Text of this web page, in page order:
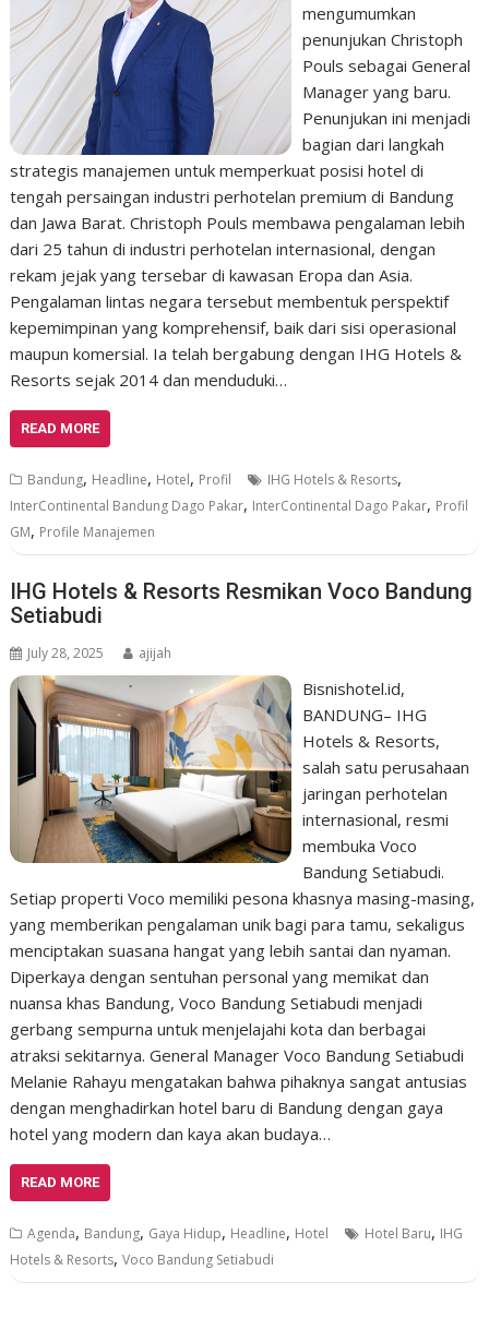
mengumumkan
penunjukan Christoph
Pouls sebagai General
Manager yang baru.
Penunjukan ini menjadi
bagian dari langkah
strategis manajemen untuk memperkuat posisi hotel di
tengah persaingan industri perhotelan premium di Bandung
dan Jawa Barat. Christoph Pouls membawa pengalaman lebih
dari 25 tahun di industri perhotelan internasional, dengan
rekam jejak yang tersebar di kawasan Eropa dan Asia.
Pengalaman lintas negara tersebut membentuk perspektif
kepemimpinan yang komprehensif, baik dari sisi operasional
maupun komersial. Ia telah bergabung dengan IHG Hotels &
Resorts sejak 2014 dan menduduki…
READ MORE
Bandung, Headline, Hotel, Profil IHG Hotels & Resorts,
InterContinental Bandung Dago Pakar, InterContinental Dago Pakar, Profil
GM, Profile Manajemen
IHG Hotels & Resorts Resmikan Voco Bandung
Setiabudi
July 28, 2025 ajijah
Bisnishotel.id,
BANDUNG– IHG
Hotels & Resorts,
salah satu perusahaan
jaringan perhotelan
internasional, resmi
membuka Voco
Bandung Setiabudi.
Setiap properti Voco memiliki pesona khasnya masing-masing,
yang memberikan pengalaman unik bagi para tamu, sekaligus
menciptakan suasana hangat yang lebih santai dan nyaman.
Diperkaya dengan sentuhan personal yang memikat dan
nuansa khas Bandung, Voco Bandung Setiabudi menjadi
gerbang sempurna untuk menjelajahi kota dan berbagai
atraksi sekitarnya. General Manager Voco Bandung Setiabudi
Melanie Rahayu mengatakan bahwa pihaknya sangat antusias
dengan menghadirkan hotel baru di Bandung dengan gaya
hotel yang modern dan kaya akan budaya…
READ MORE
Agenda, Bandung, Gaya Hidup, Headline, Hotel Hotel Baru, IHG
Hotels & Resorts,Voco Bandung Setiabudi